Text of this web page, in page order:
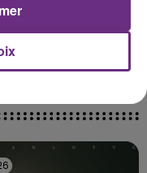
À
DE...
pour rappeler